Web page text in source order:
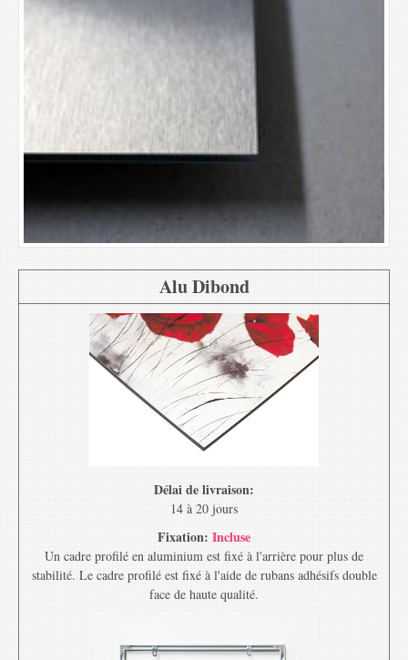
Alu Dibond
Délai de livraison:
14 à 20 jours
Fixation: Incluse
Un cadre profilé en aluminium est fixé à l'arrière pour plus de
stabilité. Le cadre profilé est fixé à l'aide de rubans adhésifs double
face de haute qualité.